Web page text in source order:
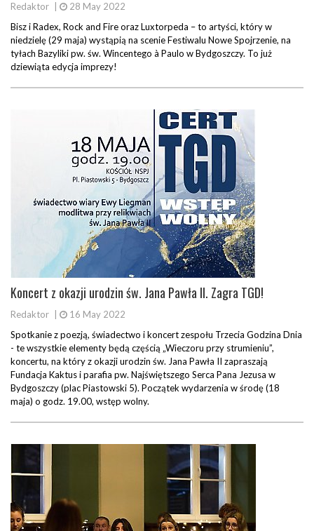
Redaktor
28 May 2022
Bisz i Radex, Rock and Fire oraz Luxtorpeda – to artyści, który w
niedzielę (29 maja) wystąpią na scenie Festiwalu Nowe Spojrzenie, na
tyłach Bazyliki pw. św. Wincentego à Paulo w Bydgoszczy. To już
dziewiąta edycja imprezy!
Koncert z okazji urodzin św. Jana Pawła II. Zagra TGD!
Redaktor
16 May 2022
Spotkanie z poezją, świadectwo i koncert zespołu Trzecia Godzina Dnia
- te wszystkie elementy będą częścią „Wieczoru przy strumieniu”,
koncertu, na który z okazji urodzin św. Jana Pawła II zapraszają
Fundacja Kaktus i parafia pw. Najświętszego Serca Pana Jezusa w
Bydgoszczy (plac Piastowski 5). Początek wydarzenia w środę (18
maja) o godz. 19.00, wstęp wolny.